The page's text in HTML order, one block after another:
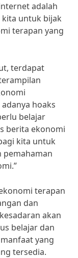
adalah
untuk bijak
terapan yang
terdapat
hoaks
belajar
berita ekonomi
kita untuk
pemahaman
terapan
dan
akan
belajar dan
yang
tersedia.